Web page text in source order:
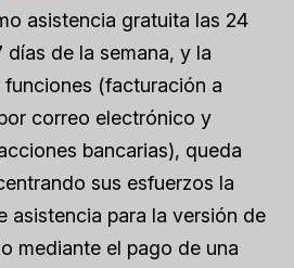
asistencia gratuita las 24
días de la semana, y la
(facturación a
correo electrónico y
bancarias), queda
sus esfuerzos la
asistencia para la versión de
mediante el pago de una